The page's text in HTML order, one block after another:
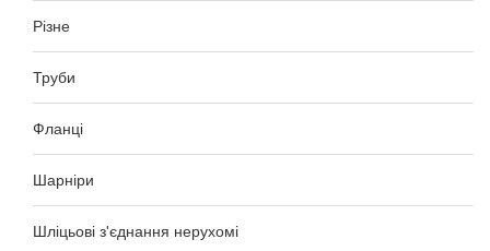
Різне
Труби
Фланці
Шарніри
Шліцьові з'єднання нерухомі